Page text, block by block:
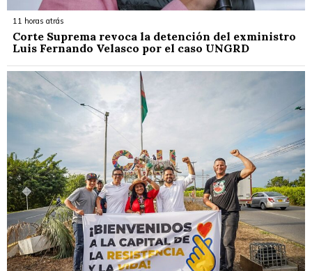
11 horas atrás
Corte Suprema revoca la detención del exministro
Luis Fernando Velasco por el caso UNGRD